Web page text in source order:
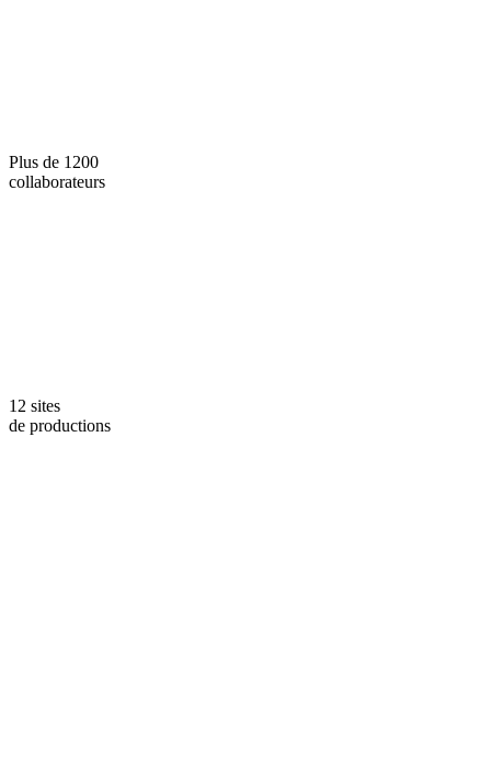
Plus de 1200
collaborateurs
12 sites
de productions